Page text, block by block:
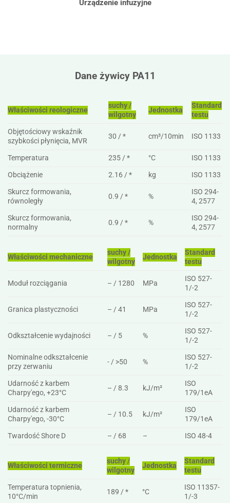
Urządzenie infuzyjne
Dane żywicy PA11
Właściwości reologiczne
suchy /
wilgotny
Jednostka
Standard
testu
Objętościowy wskaźnik
szybkości płynięcia, MVR
30 / * cm³/10min ISO 1133
Temperatura 235 / * °C
ISO 1133
Obciążenie
2.16 / * kg
ISO 1133
Skurcz formowania,
równoległy
0.9 / * %
ISO 294-
4, 2577
Skurcz formowania,
normalny
0.9 / * %
ISO 294-
4, 2577
Właściwości mechaniczne
suchy /
wilgotny
Jednostka
Standard
testu
Moduł rozciągania – / 1280 MPa
ISO 527-
1/-2
Granica plastyczności – / 41 MPa
ISO 527-
1/-2
Odkształcenie wydajności – / 5 %
ISO 527-
1/-2
Nominalne odkształcenie
przy zerwaniu
- / >50 %
ISO 527-
1/-2
Udarność z karbem
Charpy'ego, +23°C
– / 8.3 kJ/m²
ISO
179/1eA
Udarność z karbem
Charpy'ego, -30°C
– / 10.5 kJ/m²
ISO
179/1eA
Twardość Shore D
– / 68 – ISO 48-4
Właściwości termiczne
suchy /
wilgotny
Jednostka
Standard
testu
Temperatura topnienia,
10°C/min
189 / * °C
ISO 11357-
1/-3